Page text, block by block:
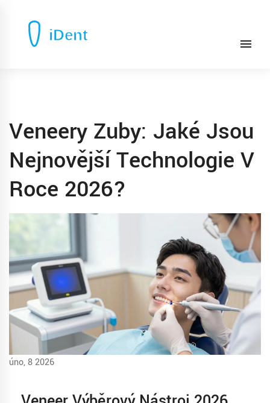
Veneery Zuby: Jaké Jsou
Nejnovější Technologie V
Roce 2026?
úno, 8 2026